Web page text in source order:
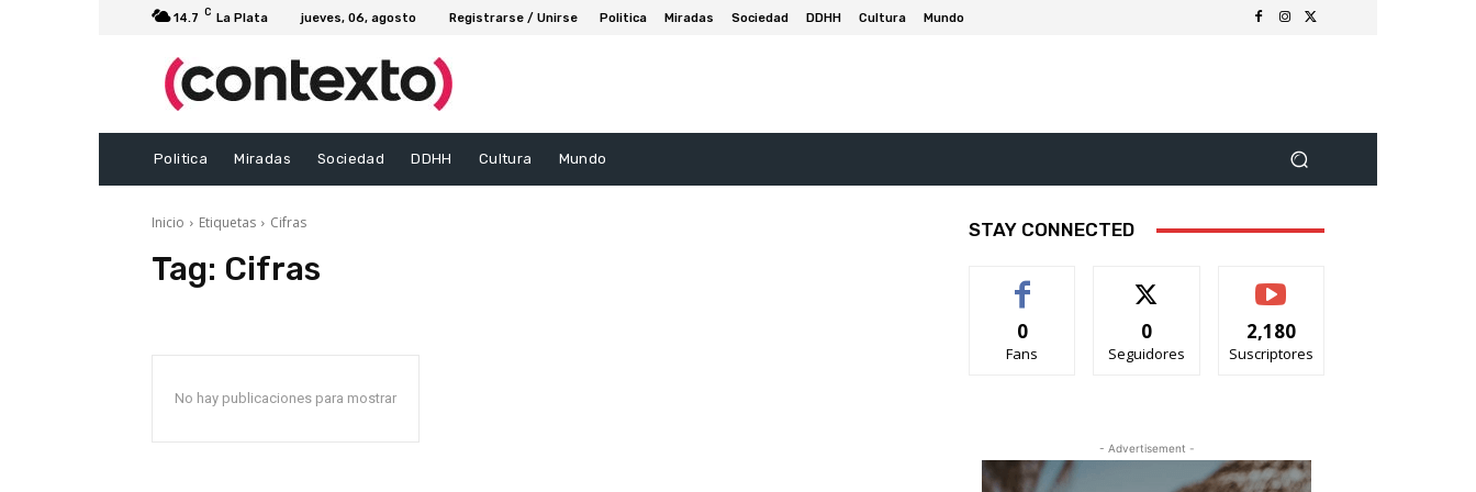
14.7 C La Plata jueves, 06, agosto Registrarse / Unirse Politica Miradas Sociedad DDHH Cultura Mundo
Politica Miradas Sociedad DDHH Cultura Mundo
Inicio Etiquetas Cifras
Tag: Cifras
No hay publicaciones para mostrar
STAY CONNECTED
0
Fans
0
Seguidores
2,180
Suscriptores
- Advertisement -